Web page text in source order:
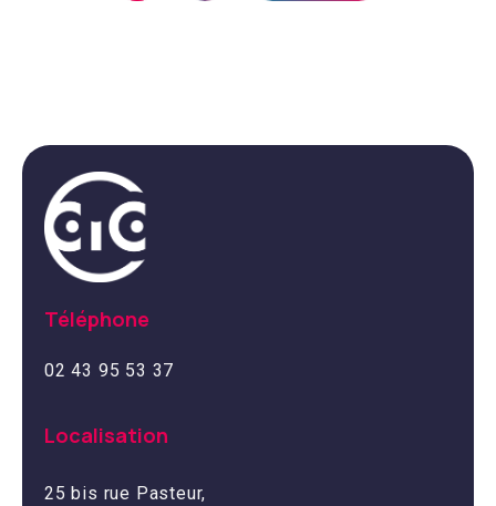
Téléphone
02 43 95 53 37
Localisation
25 bis rue Pasteur,